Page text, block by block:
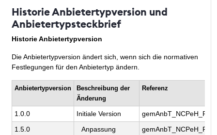
Historie Anbietertypversion und
Anbietertypsteckbrief
Historie Anbietertypversion
Die Anbietertypversion ändert sich, wenn sich die normativen
Festlegungen für den Anbietertyp ändern.
Anbietertypversion
Beschreibung der
Änderung
Referenz
1.0.0 Initiale Version
1.5.0
Anpassung